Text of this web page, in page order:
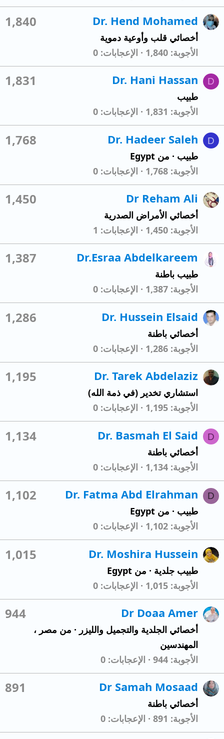
1,840 Dr. Hend Mohamed
أخصائي قلب وأوعية دموية
الأجوبة 1,840 الإعجابات 0
D
1,831 Dr. Hani Hassan
طبيب
الأجوبة 1,831 الإعجابات 0
D
1,768 Dr. Hadeer Saleh
طبيب · من Egypt
الأجوبة 1,768 الإعجابات 0
1,450 Dr Reham Ali
أخصائي الأمراض الصدرية
الأجوبة 1,450 الإعجابات 1
1,387 Dr.Esraa Abdelkareem
طبيب باطنة
الأجوبة 1,387 الإعجابات 0
1,286 Dr. Hussein Elsaid
أخصائي باطنة
الأجوبة 1,286 الإعجابات 0
1,195 Dr. Tarek Abdelaziz
استشاري تخدير (في ذمة الله)
الأجوبة 1,195 الإعجابات 0
D
1,134 Dr. Basmah El Said
أخصائي باطنة
الأجوبة 1,134 الإعجابات 0
D
1,102 Dr. Fatma Abd Elrahman
طبيب · من Egypt
الأجوبة 1,102 الإعجابات 0
1,015 Dr. Moshira Hussein
طبيب جلدية · من Egypt
الأجوبة 1,015 الإعجابات 0
944 Dr Doaa Amer
أخصائي الجلدية والتجميل والليزر · من مصر ،
المهندسين
الأجوبة 944 الإعجابات 0
891 Dr Samah Mosaad
أخصائي باطنة
الأجوبة 891 الإعجابات 0